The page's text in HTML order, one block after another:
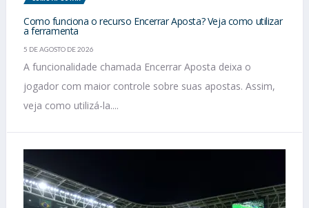
Como funciona o recurso Encerrar Aposta? Veja como utilizar
a ferramenta
5 DE AGOSTO DE 2026
A funcionalidade chamada Encerrar Aposta deixa o
jogador com maior controle sobre suas apostas. Assim,
veja como utilizá-la....